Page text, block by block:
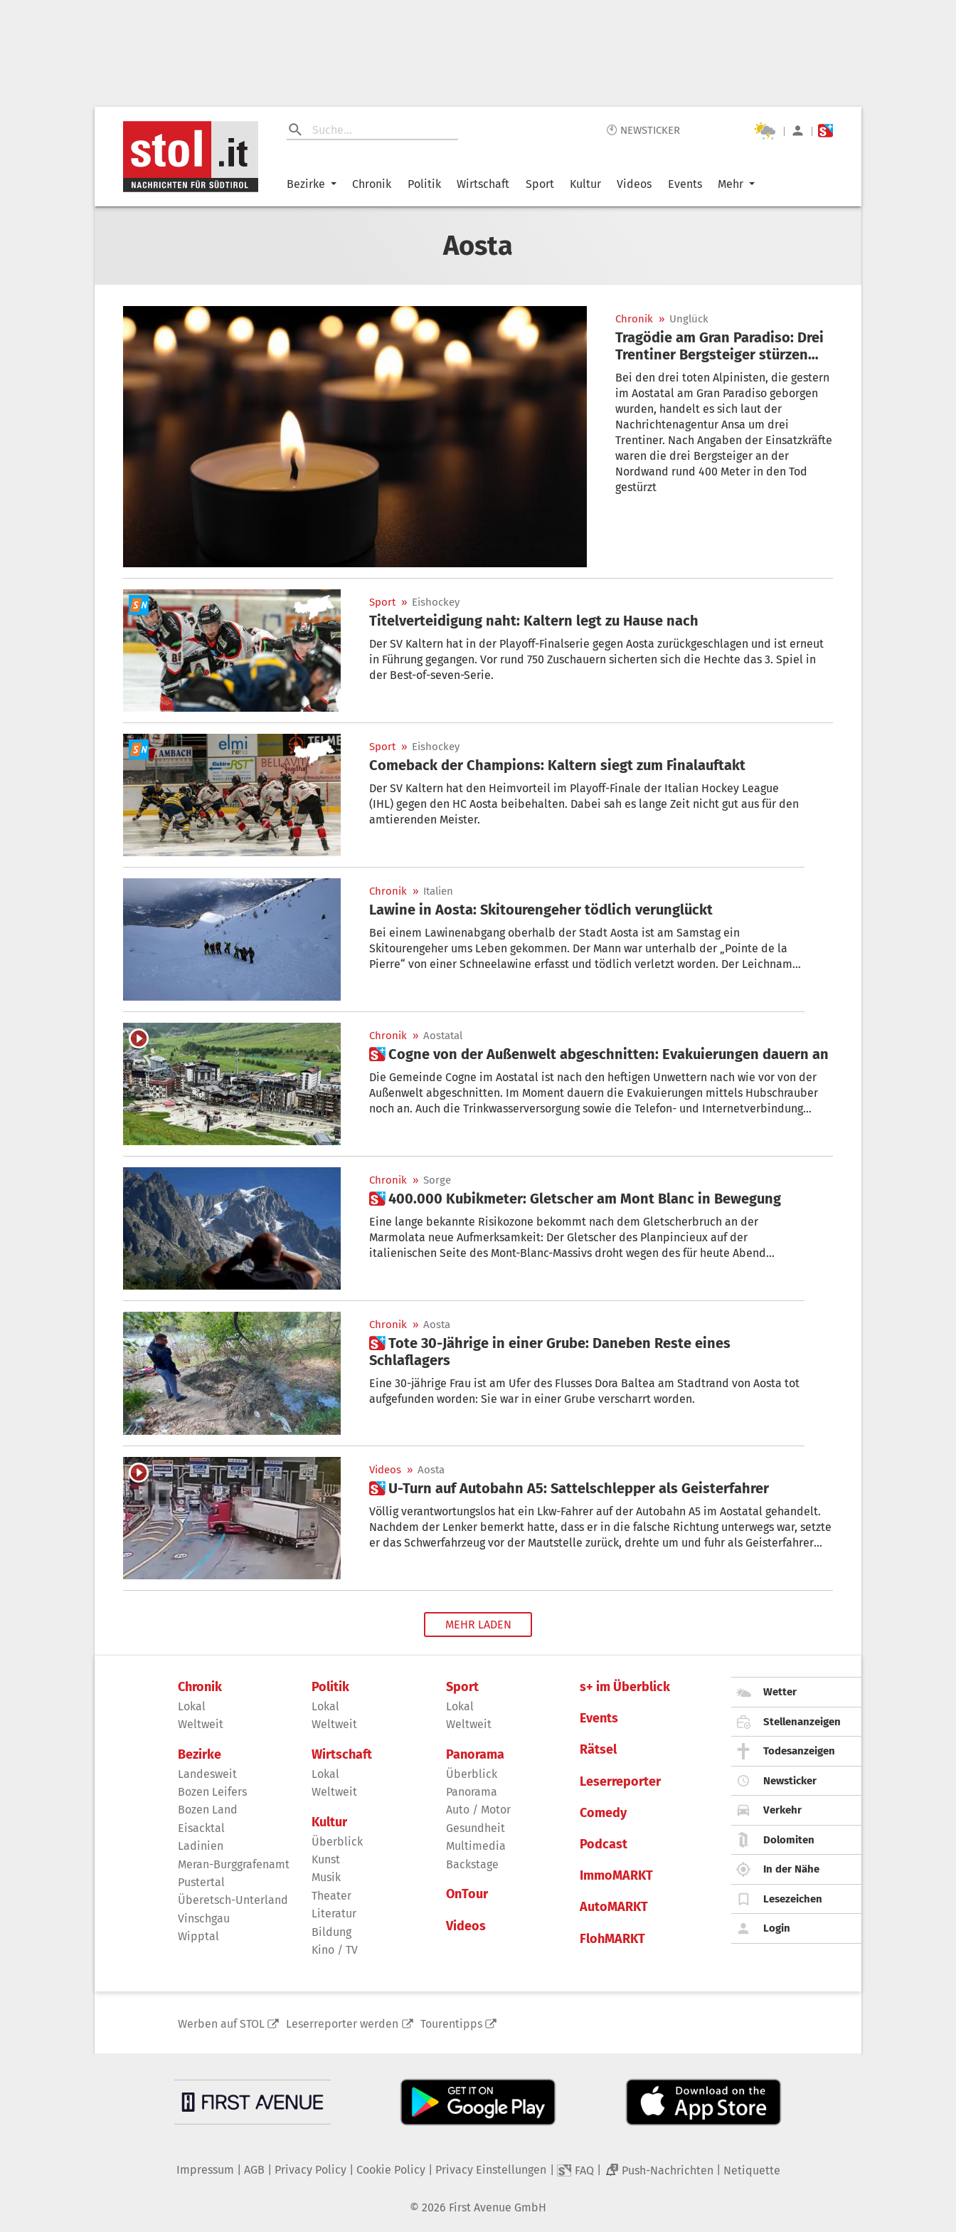
🕙 NEWSTICKER | |
Bezirke Chronik Politik Wirtschaft Sport Kultur Videos Events Mehr
Aosta
Chronik » Unglück
Tragödie am Gran Paradiso: Drei
Trentiner Bergsteiger stürzen
400 Meter in den Tod
Bei den drei toten Alpinisten, die gestern
im Aostatal am Gran Paradiso geborgen
wurden, handelt es sich laut der
Nachrichtenagentur Ansa um drei
Trentiner. Nach Angaben der Einsatzkräfte
waren die drei Bergsteiger an der
Nordwand rund 400 Meter in den Tod
gestürzt
Sport » Eishockey
Titelverteidigung naht: Kaltern legt zu Hause nach
Der SV Kaltern hat in der Playoff-Finalserie gegen Aosta zurückgeschlagen und ist erneut
in Führung gegangen. Vor rund 750 Zuschauern sicherten sich die Hechte das 3. Spiel in
der Best-of-seven-Serie.
Sport » Eishockey
Comeback der Champions: Kaltern siegt zum Finalauftakt
Der SV Kaltern hat den Heimvorteil im Playoff-Finale der Italian Hockey League
(IHL) gegen den HC Aosta beibehalten. Dabei sah es lange Zeit nicht gut aus für den
amtierenden Meister.
Chronik » Italien
Lawine in Aosta: Skitourengeher tödlich verunglückt
Bei einem Lawinenabgang oberhalb der Stadt Aosta ist am Samstag ein
Skitourengeher ums Leben gekommen. Der Mann war unterhalb der „Pointe de la
Pierre“ von einer Schneelawine erfasst und tödlich verletzt worden. Der Leichnam
Chronik » Aostatal
 Cogne von der Außenwelt abgeschnitten: Evakuierungen dauern an
Die Gemeinde Cogne im Aostatal ist nach den heftigen Unwettern nach wie vor von der
Außenwelt abgeschnitten. Im Moment dauern die Evakuierungen mittels Hubschrauber
noch an. Auch die Trinkwasserversorgung sowie die Telefon- und Internetverbindung
Chronik » Sorge
 400.000 Kubikmeter: Gletscher am Mont Blanc in Bewegung
Eine lange bekannte Risikozone bekommt nach dem Gletscherbruch an der
Marmolata neue Aufmerksamkeit: Der Gletscher des Planpincieux auf der
italienischen Seite des Mont-Blanc-Massivs droht wegen des für heute Abend
Chronik » Aosta
 Tote 30-Jährige in einer Grube: Daneben Reste eines
Schlaflagers
Eine 30-jährige Frau ist am Ufer des Flusses Dora Baltea am Stadtrand von Aosta tot
aufgefunden worden: Sie war in einer Grube verscharrt worden.
Videos » Aosta
 U-Turn auf Autobahn A5: Sattelschlepper als Geisterfahrer
Völlig verantwortungslos hat ein Lkw-Fahrer auf der Autobahn A5 im Aostatal gehandelt.
Nachdem der Lenker bemerkt hatte, dass er in die falsche Richtung unterwegs war, setzte
er das Schwerfahrzeug vor der Mautstelle zurück, drehte um und fuhr als Geisterfahrer
Führerschein muss er abgeben und das Fahrzeug wird für 3 Monate beschlagnahmt.
MEHR LADEN
Chronik
Lokal
Weltweit
Bezirke
Landesweit
Bozen Leifers
Bozen Land
Eisacktal
Ladinien
Meran-Burggrafenamt
Pustertal
Überetsch-Unterland
Vinschgau
Wipptal
Politik
Lokal
Weltweit
Wirtschaft
Lokal
Weltweit
Kultur
Überblick
Kunst
Musik
Theater
Literatur
Bildung
Kino / TV
Sport
Lokal
Weltweit
Panorama
Überblick
Panorama
Auto / Motor
Gesundheit
Multimedia
Backstage
OnTour
Videos
s+ im Überblick
Events
Rätsel
Leserreporter
Comedy
Podcast
ImmoMARKT
AutoMARKT
FlohMARKT
Wetter
Stellenanzeigen
Todesanzeigen
Newsticker
Verkehr
Dolomiten
In der Nähe
Lesezeichen
Login
Werben auf STOL Leserreporter werden Tourentipps
Impressum AGB Privacy Policy| Cookie Policy| Privacy Einstellungen FAQ 2 Push-Nachrichten Netiquette
© 2026 First Avenue GmbH